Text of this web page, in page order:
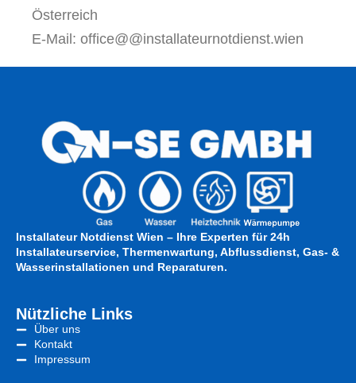
Österreich
E-Mail: office@@installateurnotdienst.wien
Nützliche Links
Über uns
Kontakt
Impressum
Installateur Notdienst Wien – Ihre Experten für 24h
Installateurservice, Thermenwartung, Abflussdienst, Gas- &
Wasserinstallationen und Reparaturen.